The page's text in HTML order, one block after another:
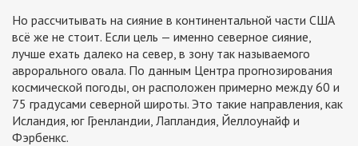
Но рассчитывать на сияние в континентальной части США
всё же не стоит. Если цель — именно северное сияние,
лучше ехать далеко на север, в зону так называемого
аврорального овала. По данным Центра прогнозирования
космической погоды, он расположен примерно между 60 и
75 градусами северной широты. Это такие направления, как
Исландия, юг Гренландии, Лапландия, Йеллоунайф и
Фэрбенкс.